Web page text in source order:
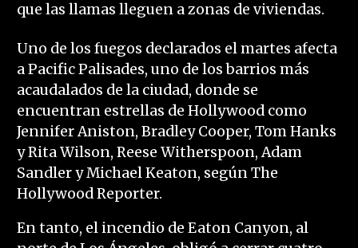
que las llamas lleguen a zonas de viviendas.
Uno de los fuegos declarados el martes afecta
a Pacific Palisades, uno de los barrios más
acaudalados de la ciudad, donde se
encuentran estrellas de Hollywood como
Jennifer Aniston, Bradley Cooper, Tom Hanks
y Rita Wilson, Reese Witherspoon, Adam
Sandler y Michael Keaton, según The
Hollywood Reporter.
En tanto, el incendio de Eaton Canyon, al